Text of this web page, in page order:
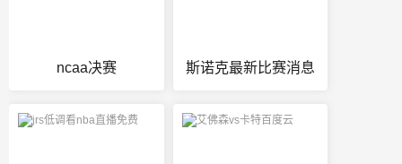
ncaa决赛 斯诺克最新比赛消息